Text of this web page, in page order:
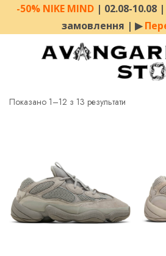
-50% NIKE MIND | 02.08-10.08
замовлення | ▶︎
Показано 1–12 з 13 результати